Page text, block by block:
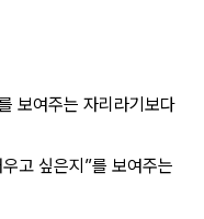
보여주는 자리라기보다
고 싶은지”를 보여주는